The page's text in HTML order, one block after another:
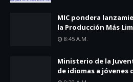
MIC pondera
la Producción Más
8:45 A.m.
Ministerio de la
de idiomas a jóvenes